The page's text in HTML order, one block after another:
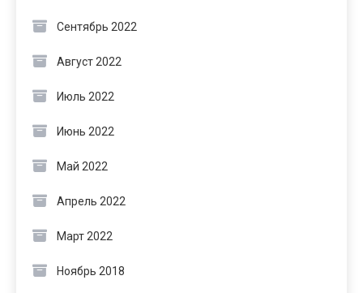
Сентябрь 2022
Август 2022
Июль 2022
Июнь 2022
Май 2022
Апрель 2022
Март 2022
Ноябрь 2018